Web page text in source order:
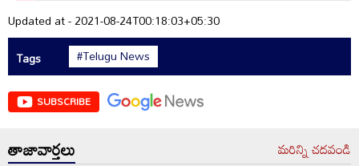
Updated at - 2021-08-24T00:18:03+05:30
Tags
#Telugu News
SUBSCRIBE
తాజావార్తలు మరిన్ని చదవండి